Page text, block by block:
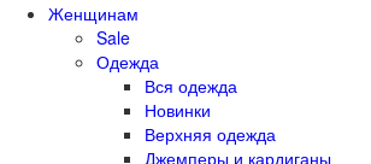
Женщинам
Sale
Одежда
Вся одежда
Новинки
Верхняя одежда
Джемперы и кардиганы